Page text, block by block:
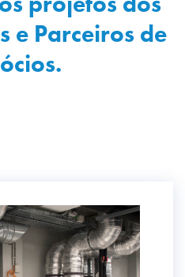
e Parceiros de